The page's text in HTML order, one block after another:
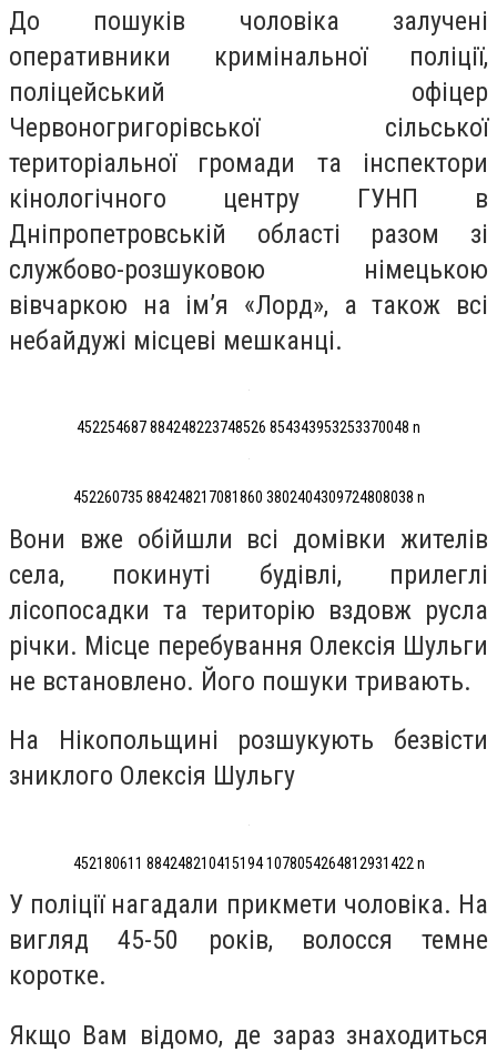
До пошуків чоловіка залучені
оперативники кримінальної поліції,
поліцейський офіцер
Червоногригорівської сільської
територіальної громади та інспектори
кінологічного центру ГУНП в
Дніпропетровській області разом зі
службово-розшуковою німецькою
вівчаркою на імʼя «Лорд», а також всі
небайдужі місцеві мешканці.
452254687 884248223748526 854343953253370048 n
452260735 884248217081860 3802404309724808038 n
Вони вже обійшли всі домівки жителів
села, покинуті будівлі, прилеглі
лісопосадки та територію вздовж русла
річки. Місце перебування Олексія Шульги
не встановлено. Його пошуки тривають.
На Нікопольщині розшукують безвісти
зниклого Олексія Шульгу
452180611 884248210415194 1078054264812931422 n
У поліції нагадали прикмети чоловіка. На
вигляд 45-50 років, волосся темне
коротке.
Якщо Вам відомо, де зараз знаходиться